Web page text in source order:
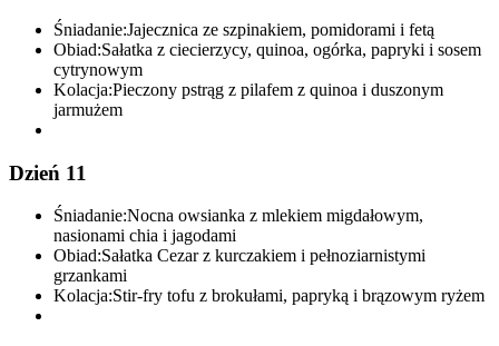
Śniadanie:Jajecznica ze szpinakiem, pomidorami i fetą
Obiad:Sałatka z ciecierzycy, quinoa, ogórka, papryki i sosem
cytrynowym
Kolacja:Pieczony pstrąg z pilafem z quinoa i duszonym
jarmużem
Dzień 11
Śniadanie:Nocna owsianka z mlekiem migdałowym,
nasionami chia i jagodami
Obiad:Sałatka Cezar z kurczakiem i pełnoziarnistymi
grzankami
Kolacja:Stir-fry tofu z brokułami, papryką i brązowym ryżem